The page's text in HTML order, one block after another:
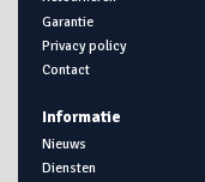
Garantie
Privacy policy
Contact
Informatie
Nieuws
Diensten